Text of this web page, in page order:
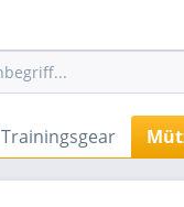
Trainingsgear